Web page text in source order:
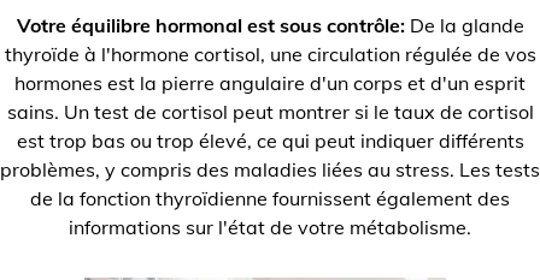
Votre équilibre hormonal est sous contrôle:De la glande
thyroïde à l'hormone cortisol, une circulation régulée de vos
hormones est la pierre angulaire d'un corps et d'un esprit
sains. Un test de cortisol peut montrer si le taux de cortisol
est trop bas ou trop élevé, ce qui peut indiquer différents
problèmes, y compris des maladies liées au stress. Les tests
de la fonction thyroïdienne fournissent également des
informations sur l'état de votre métabolisme.